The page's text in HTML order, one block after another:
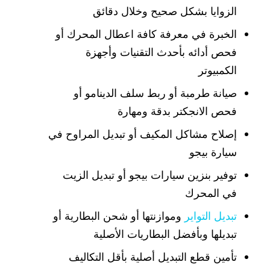
الزوايا بشكل صحيح وخلال دقائق
الخبرة في معرفة كافة اعطال المحرك أو
فحص أدائه بأحدث التقنيات وأجهزة
الكمبيوتر
صيانة طرمبة أو ربط سلف الدينامو أو
فحص الانجكتر بدقة ومهارة
إصلاح مشاكل المكيف أو تبديل المراوح في
سيارة بيجو
توفير بنزين سيارات بيجو أو تبديل الزيت
في المحرك
تبديل التواير وموازنتها أو شحن البطارية أو
تبديلها وبأفضل البطاريات الأصلية
تأمين قطع التبديل أصلية بأقل التكاليف